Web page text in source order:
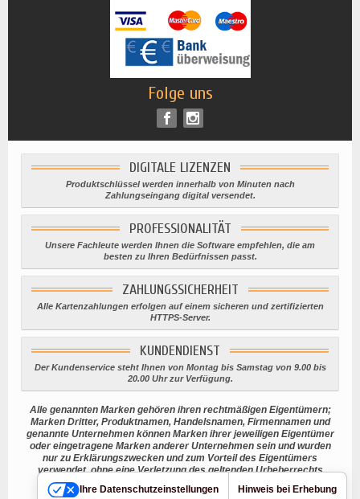
Folge uns
DIGITALE LIZENZEN
Produktschlüssel werden innerhalb von Minuten nach
Zahlungseingang digital versendet.
PROFESSIONALITÄT
Unsere Fachleute werden Ihnen die Software empfehlen, die am
besten zu Ihren Bedürfnissen passt.
ZAHLUNGSSICHERHEIT
Alle Kartenzahlungen erfolgen auf einem sicheren und zertifizierten
HTTPS-Server.
KUNDENDIENST
Der Kundenservice steht Ihnen von Montag bis Samstag von 9.00 bis
20.00 Uhr zur Verfügung.
Alle genannten Marken gehören ihren rechtmäßigen Eigentümern;
Marken Dritter, Produktnamen, Handelsnamen, Firmennamen und
genannte Unternehmen können Marken ihrer jeweiligen Eigentümer
oder eingetragene Marken anderer Unternehmen sein und wurden
nur zu Erklärungszwecken und zum Vorteil des Eigentümers
verwendet, ohne eine Verletzung des geltenden Urheberrechts
Ihre Datenschutzeinstellungen Hinweis bei Erhebung